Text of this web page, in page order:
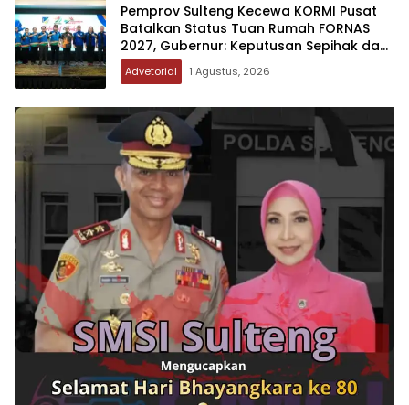
Pemprov Sulteng Kecewa KORMI Pusat
Batalkan Status Tuan Rumah FORNAS
2027, Gubernur: Keputusan Sepihak dan
Tanpa Koordinasi
Advetorial 1 Agustus, 2026